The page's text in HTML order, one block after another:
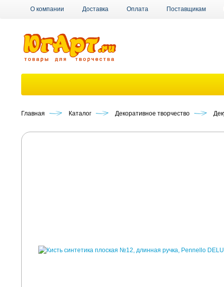
О компании Доставка Оплата Поставщикам
Главная Каталог Декоративное творчество